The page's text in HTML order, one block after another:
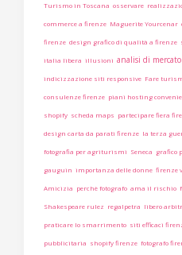
Turismo in Toscana osservare
commerce a firenze Maguerite Yourcenar
firenze design grafico di qualità a firenze
italia libera illusioni analisi di
indicizzazione siti responsive Fare
consulenze firenze piani hosting
shopify scheda maps partecipare fiera
design carta da parati firenze la terza
fotografia per agriturismi Seneca grafico
gauguin importanza delle donne firenze
Amicizia perchè fotografo ama il rischio
Shakespeare rulez regalpetra libero
praticare lo smarrimento siti efficaci
pubblicitaria shopify firenze fotografo